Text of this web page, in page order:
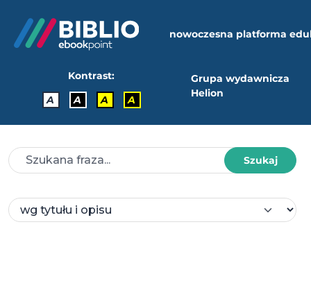
nowoczesna platforma
Kontrast:
A
A A A
Grupa wydawnicza
Helion
Szukaj